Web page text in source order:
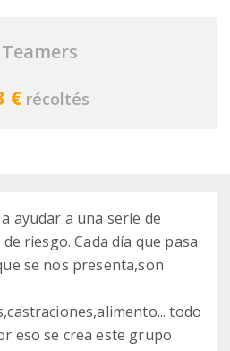
Teamers
€ récoltés
ayudar a una serie de
riesgo. Cada día que pasa
se nos presenta,son
todo
eso se crea este grupo